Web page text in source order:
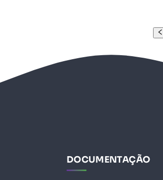
DOCUMENTAÇÃO